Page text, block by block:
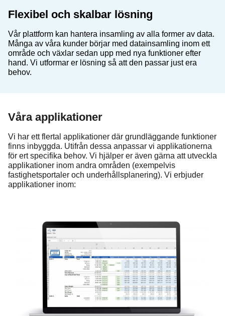
Flexibel och skalbar lösning
Vår plattform kan hantera insamling av alla former av data.
Många av våra kunder börjar med datainsamling inom ett
område och växlar sedan upp med nya funktioner efter
hand. Vi utformar er lösning så att den passar just era
behov.
Våra applikationer
Vi har ett flertal applikationer där grundläggande funktioner
finns inbyggda. Utifrån dessa anpassar vi applikationerna
för ert specifika behov. Vi hjälper er även gärna att utveckla
applikationer inom andra områden (exempelvis
fastighetsportaler och underhållsplanering). Vi erbjuder
applikationer inom: